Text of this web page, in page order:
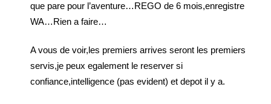
que pare pour l’aventure…REGO de 6 mois,enregistre
WA…Rien a faire…
A vous de voir,les premiers arrives seront les premiers
servis,je peux egalement le reserver si
confiance,intelligence (pas evident) et depot il y a.